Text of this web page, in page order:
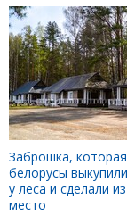
Заброшка,
белорусы
у леса и сделали
место